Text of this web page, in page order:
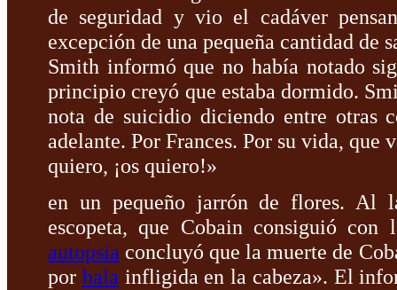
de seguridad y vio el cadáver
excepción de una pequeña cantidad de
Smith informó que no había notado
principio creyó que estaba dormido.
nota de suicidio diciendo entre otras
adelante. Por Frances. Por su vida, que
quiero, ¡os quiero!»
en un pequeño jarrón de flores. Al
escopeta, que Cobain consiguió
autopsia concluyó que la muerte de
por bala infligida en la cabeza». El